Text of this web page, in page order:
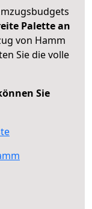
Palette an
von Hamm
Sie die volle
Sie